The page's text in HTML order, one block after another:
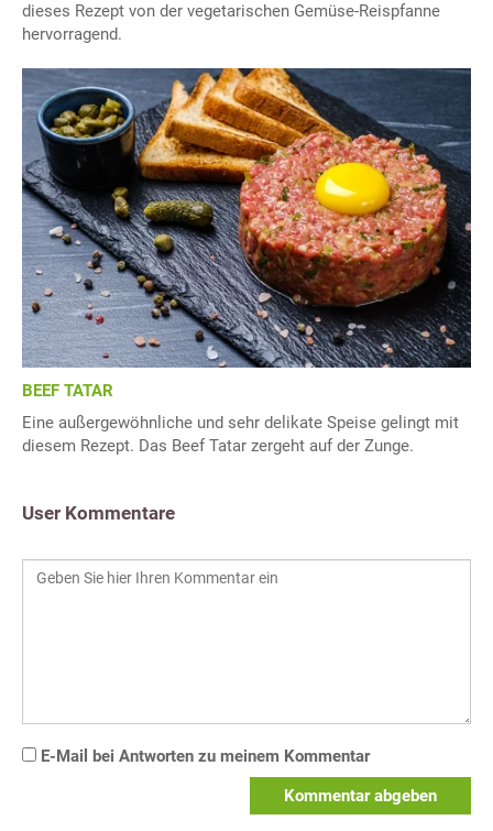
dieses Rezept von der vegetarischen Gemüse-Reispfanne
hervorragend.
BEEF TATAR
Eine außergewöhnliche und sehr delikate Speise gelingt mit
diesem Rezept. Das Beef Tatar zergeht auf der Zunge.
User Kommentare
E-Mail bei Antworten zu meinem Kommentar
Kommentar abgeben